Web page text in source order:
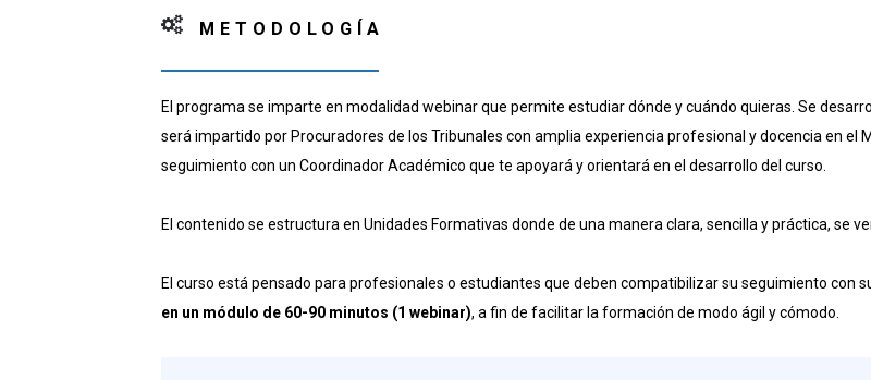
METODOLOGÍA
El programa se imparte en modalidad webinar que permite estudiar dónde y cuándo quieras. Se
será impartido por Procuradores de los Tribunales con amplia experiencia profesional y docencia en el
seguimiento con un Coordinador Académico que te apoyará y orientará en el desarrollo del curso.
El contenido se estructura en Unidades Formativas donde de una manera clara, sencilla y práctica, se
El curso está pensado para profesionales o estudiantes que deben compatibilizar su seguimiento con
en un módulo de 60-90 minutos (1 webinar), a fin de facilitar la formación de modo ágil y cómodo.